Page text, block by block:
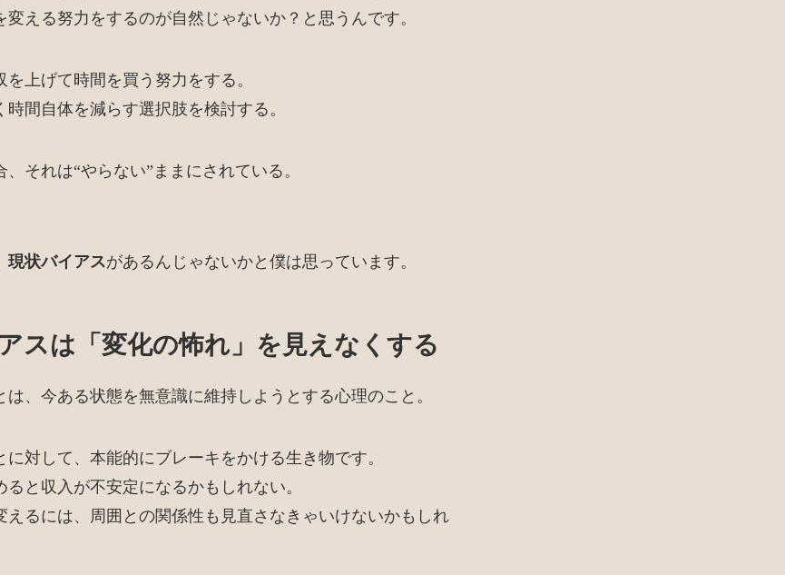
変える努力をするのが自然じゃないか？と思うんです。
を上げて時間を買う努力をする。
時間自体を減らす選択肢を検討する。
それは“やらない”ままにされている。
現状バイアスがあるんじゃないかと僕は思っています。
スは「変化の怖れ」を見えなくする
は、今ある状態を無意識に維持しようとする心理のこと。
に対して、本能的にブレーキをかける生き物です。
ると収入が不安定になるかもしれない。
えるには、周囲との関係性も見直さなきゃいけないかもしれ